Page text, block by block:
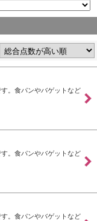
。食パンやバゲットなど
。食パンやバゲットなど
。食パンやバゲットなど